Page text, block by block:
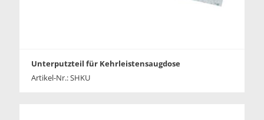
Unterputzteil für Kehrleistensaugdose
Artikel-Nr.: SHKU